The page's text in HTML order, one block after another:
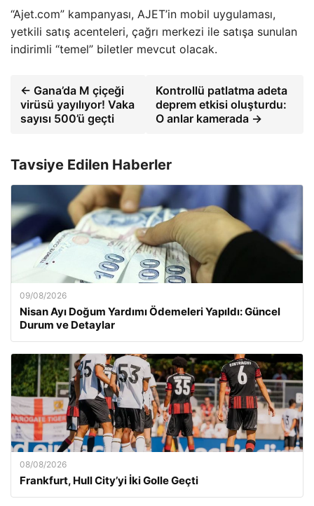
“Ajet.com” kampanyası, AJET’in mobil uygulaması,
yetkili satış acenteleri, çağrı merkezi ile satışa sunulan
indirimli “temel” biletler mevcut olacak.
← Gana’da M çiçeği
virüsü yayılıyor! Vaka
sayısı 500’ü geçti
Kontrollü patlatma adeta
deprem etkisi oluşturdu:
O anlar kamerada →
Tavsiye Edilen Haberler
09/08/2026
Nisan Ayı Doğum Yardımı Ödemeleri Yapıldı: Güncel
Durum ve Detaylar
08/08/2026
Frankfurt, Hull City’yi İki Golle Geçti